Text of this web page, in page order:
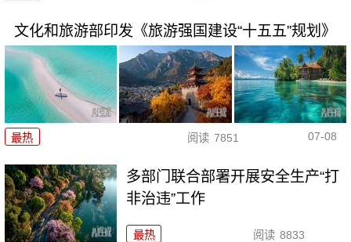
文化和旅游部印发《旅游强国建设“十五五”规划》
最热 阅读 7851 07-08
多部门联合部署开展安全生产“打
非治违”工作
最热 阅读 8833